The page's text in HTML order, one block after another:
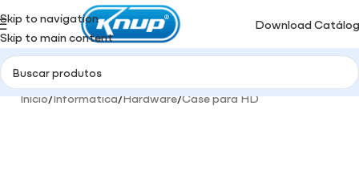
Skip to navigation
Skip to main content
Download
Início/Informática/Hardware/Case para HD